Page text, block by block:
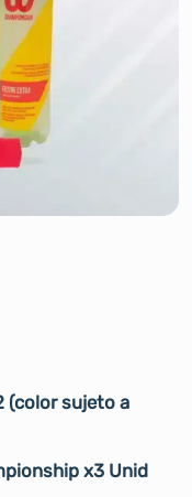
(color sujeto a
x3 Unid